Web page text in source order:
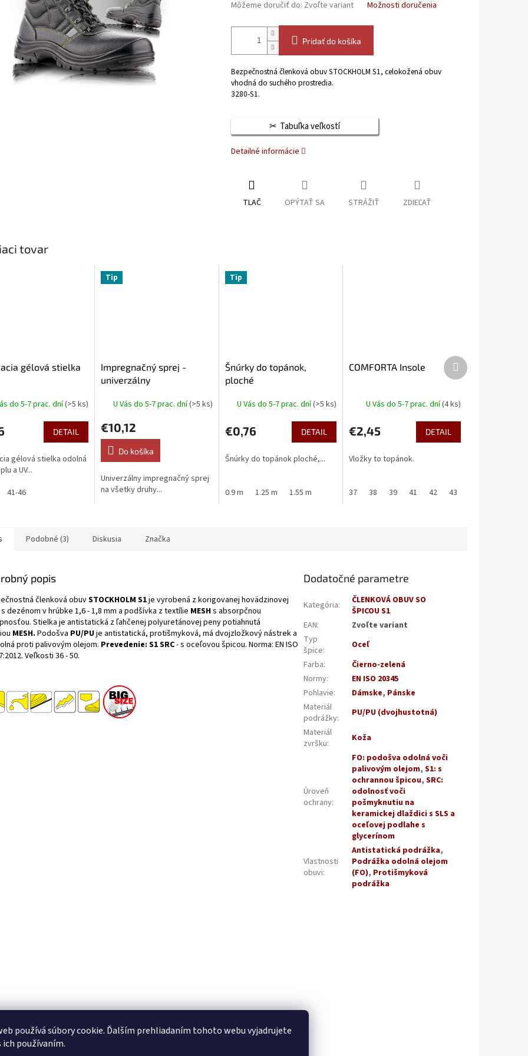
používá súbory cookie. Ďalším prehliadaním tohoto webu vyjadrujete
ich používaním.
Môžeme doručiť do: Zvoľte variant Možnosti doručenia
Pridať do košíka
Bezpečnostná členková obuv STOCKHOLM S1, celokožená obuv
vhodná do suchého prostredia.
3280-S1.
Tabuľka veľkostí
Detailné informácie
TLAČ OPÝTAŤ SA STRÁŽIŤ ZDIEĽAŤ
tovar
gélová stielka
do 5-7 prac. dní(>5 ks)
DETAIL
gélová stielka odolná
a UV...
41-46
Tip
Impregnačný sprej -
univerzálny
U Vás do 5-7 prac. dní(>5 ks)
€10,12
Do košíka
Univerzálny impregnačný sprej
na všetky druhy...
Tip
Šnúrky do topánok,
ploché
U Vás do 5-7 prac. dní(>5 ks)
€0,76 DETAIL
Šnúrky do topánok ploché,...
0.9 m 1.25 m 1.55 m
COMFORTA Insole
U Vás do 5-7 prac. dní(4 ks)
€2,45 DETAIL
Vložky to topánok.
37 38 39 41 42 43
Ďalší
produkt
Podobné (3) Diskusia Značka
popis
členková obuvSTOCKHOLM S1je vyrobená z korigovanej hovädzinovej
dezénom v hrúbke 1,6 - 1,8 mm a podšívka z textílie MESHs absorpčnou
Stielka je antistatická z ľahčenej polyuretánovej peny potiahnutá
MESH. Podošva PU/PUje antistatická, protišmyková, má dvojzložkový nástrek a
proti palivovým olejom. Prevedenie: S1 SRC- s oceľovou špicou. Norma: EN ISO
Veľkosti 36 - 50.
Dodatočné parametre
Kategória:
ČLENKOVÁ OBUV SO
ŠPICOU S1
EAN:
Zvoľte variant
Typ
špice:
Oceľ
Farba:
Čierno-zelená
Normy:
EN ISO 20345
Pohlavie: Dámske, Pánske
Materiál
podrážky:
PU/PU (dvojhustotná)
Materiál
zvršku: Koža
Úroveň
ochrany:
FO: podošva odolná voči
palivovým olejom,S1: s
ochrannou špicou,SRC:
odolnosť voči
pošmyknutiu na
keramickej dlaždici s SLS a
oceľovej podlahe s
glycerínom
Vlastnosti
obuvi:
Antistatická podrážka,
Podrážka odolná olejom
(FO), Protišmyková
podrážka